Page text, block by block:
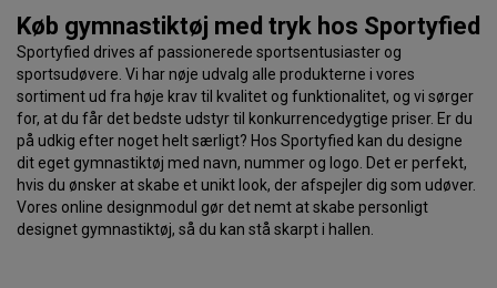
Køb gymnastiktøj med tryk hos Sportyfied
Sportyfied drives af passionerede sportsentusiaster og
sportsudøvere. Vi har nøje udvalg alle produkterne i vores
sortiment ud fra høje krav til kvalitet og funktionalitet, og vi sørger
for, at du får det bedste udstyr til konkurrencedygtige priser. Er du
på udkig efter noget helt særligt? Hos Sportyfied kan du designe
dit eget gymnastiktøj med navn, nummer og logo. Det er perfekt,
hvis du ønsker at skabe et unikt look, der afspejler dig som udøver.
Vores online designmodul gør det nemt at skabe personligt
designet gymnastiktøj, så du kan stå skarpt i hallen.